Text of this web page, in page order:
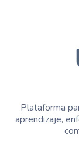
Plataforma
aprendizaje,